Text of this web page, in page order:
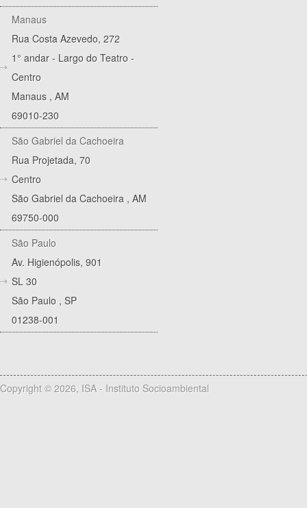
Manaus
Rua Costa Azevedo, 272
1° andar - Largo do Teatro -
Centro
Manaus , AM
69010-230
São Gabriel da Cachoeira
Rua Projetada, 70
Centro
São Gabriel da Cachoeira , AM
69750-000
São Paulo
Av. Higienópolis, 901
SL 30
São Paulo , SP
01238-001
Copyright © 2026, ISA - Instituto Socioambiental